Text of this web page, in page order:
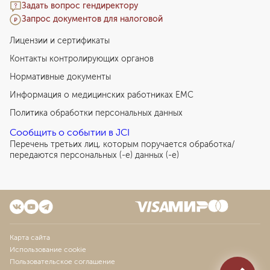
Задать вопрос гендиректору
Запрос документов для налоговой
Лицензии и сертификаты
Контакты контролирующих органов
Нормативные документы
Информация о медицинских работниках EMC
Политика обработки персональных данных
Сообщить о событии в JCI
Перечень третьих лиц, которым поручается обработка/
передаются персональных (-е) данных (-е)
Карта сайта
Использование cookie
Пользовательское соглашение